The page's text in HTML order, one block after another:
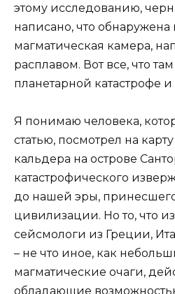
этому исследованию,
написано, что
магматическая камера,
расплавом. Вот все, что
планетарной катастрофе и
Я понимаю человека,
статью, посмотрел на
кальдера на острове
катастрофического
до нашей эры,
цивилизации. Но то, что
сейсмологи из Греции,
– не что иное, как
магматические очаги,
обладающие